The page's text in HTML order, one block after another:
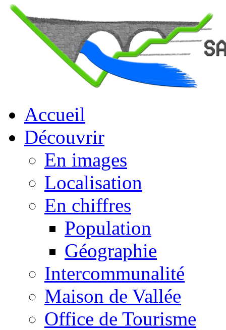
Accueil
Découvrir
En images
Localisation
En chiffres
Population
Géographie
Intercommunalité
Maison de Vallée
Office de Tourisme